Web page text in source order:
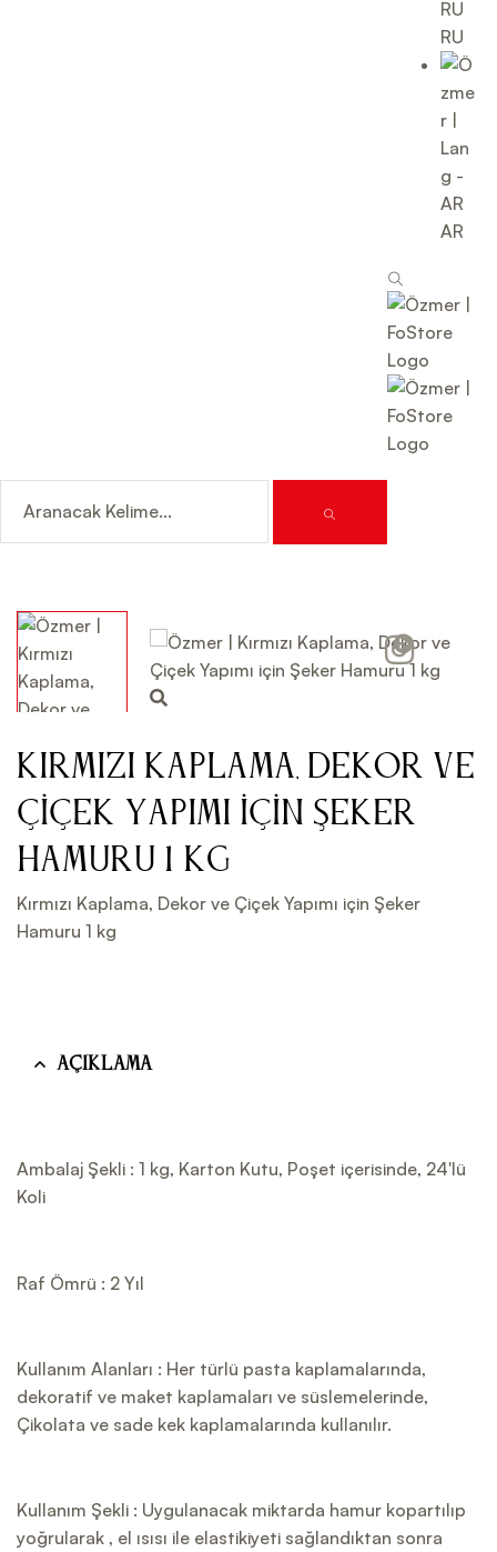
RU
AR
Video
Kırmızı Kaplama, Dekor ve
Çiçek Yapımı için Şeker
Hamuru 1 kg
Kırmızı Kaplama, Dekor ve Çiçek Yapımı için Şeker
Hamuru 1 kg
Açıklama
Ambalaj Şekli : 1 kg, Karton Kutu, Poşet içerisinde, 24'lü
Koli
Raf Ömrü : 2 Yıl
Kullanım Alanları : Her türlü pasta kaplamalarında,
dekoratif ve maket kaplamaları ve süslemelerinde,
Çikolata ve sade kek kaplamalarında kullanılır.
Kullanım Şekli : Uygulanacak miktarda hamur kopartılıp
yoğrularak , el ısısı ile elastikiyeti sağlandıktan sonra